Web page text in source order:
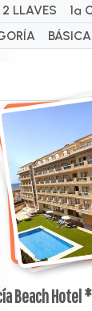
2 LLAVES
1ª
BÁSICA
Beach